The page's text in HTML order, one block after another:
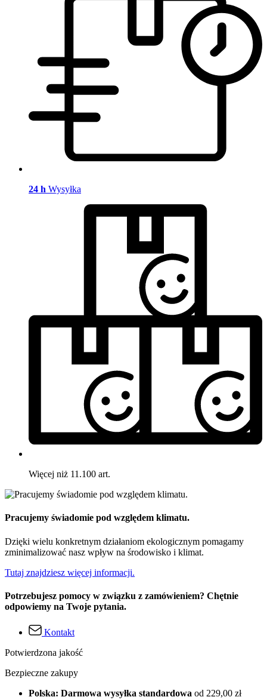
24 h Wysyłka
Więcej niż 11.100 art.
Pracujemy świadomie pod względem klimatu.
Dzięki wielu konkretnym działaniom ekologicznym pomagamy
zminimalizować nasz wpływ na środowisko i klimat.
Tutaj znajdziesz więcej informacji.
Potrzebujesz pomocy w związku z zamówieniem? Chętnie
odpowiemy na Twoje pytania.
Kontakt
Potwierdzona jakość
Bezpieczne zakupy
Polska: Darmowa wysyłka standardowa od 229,00 zł